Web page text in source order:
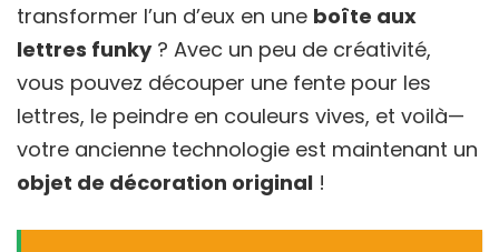
transformer l’un d’eux en une boîte aux
lettres funky? Avec un peu de créativité,
vous pouvez découper une fente pour les
lettres, le peindre en couleurs vives, et voilà—
votre ancienne technologie est maintenant un
objet de décoration original !